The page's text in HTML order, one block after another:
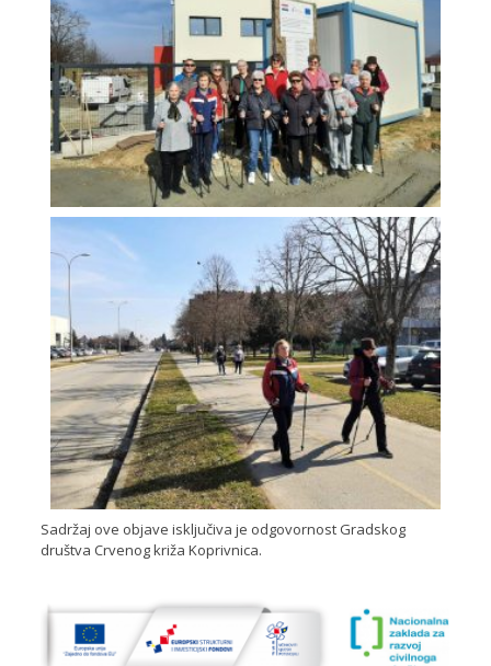
Sadržaj ove objave isključiva je odgovornost Gradskog
društva Crvenog križa Koprivnica.